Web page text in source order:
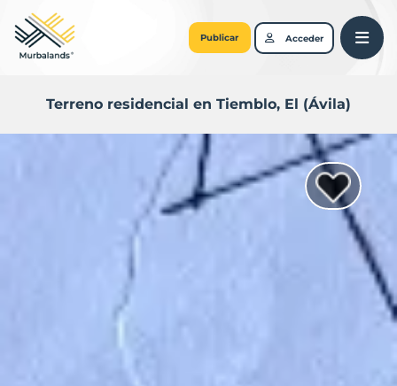
Publicar Acceder
Terreno residencial en Tiemblo, El (Ávila)